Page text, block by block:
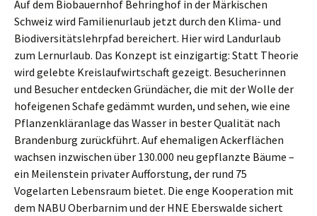
Auf dem Biobauernhof Behringhof in der Märkischen
Schweiz wird Familienurlaub jetzt durch den Klima- und
Biodiversitätslehrpfad bereichert. Hier wird Landurlaub
zum Lernurlaub. Das Konzept ist einzigartig: Statt Theorie
wird gelebte Kreislaufwirtschaft gezeigt. Besucherinnen
und Besucher entdecken Gründächer, die mit der Wolle der
hofeigenen Schafe gedämmt wurden, und sehen, wie eine
Pflanzenkläranlage das Wasser in bester Qualität nach
Brandenburg zurückführt. Auf ehemaligen Ackerflächen
wachsen inzwischen über 130.000 neu gepflanzte Bäume –
ein Meilenstein privater Aufforstung, der rund 75
Vogelarten Lebensraum bietet. Die enge Kooperation mit
dem NABU Oberbarnim und der HNE Eberswalde sichert